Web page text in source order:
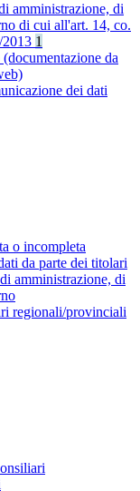
amministrazione, di
di cui all'art. 14, co.
2013 1
da
dei dati
o incompleta
da parte dei titolari
amministrazione, di
regionali/provinciali